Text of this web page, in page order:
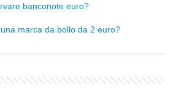
banconote euro?
marca da bollo da 2 euro?